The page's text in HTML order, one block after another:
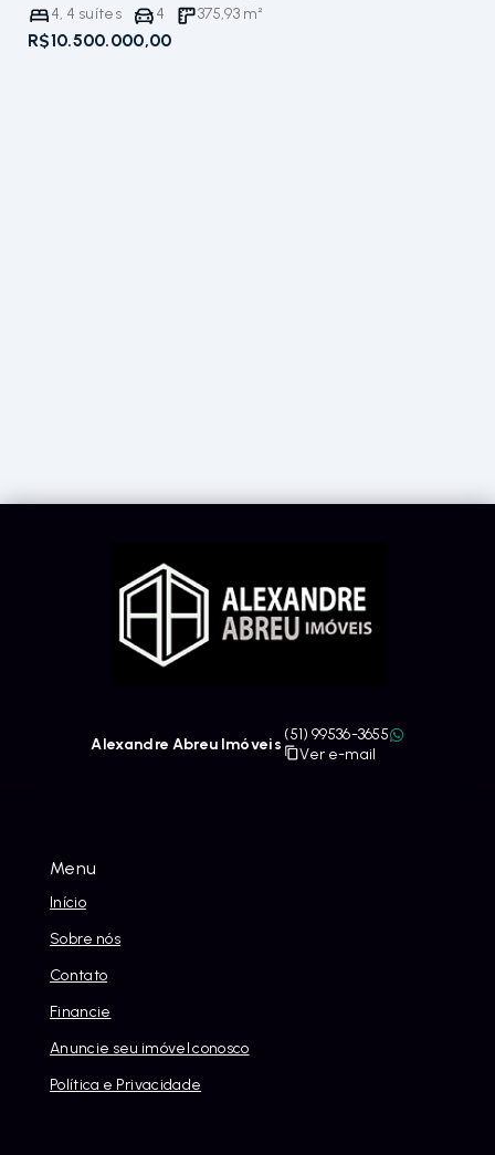
4, 4 suítes 4 375,93 m²
R$10.500.000,00
Menu
Início
Sobre nós
Contato
Financie
Anuncie seu imóvel conosco
Política e Privacidade
Alexandre Abreu Imóveis
(51) 99536-3655
Ver e-mail